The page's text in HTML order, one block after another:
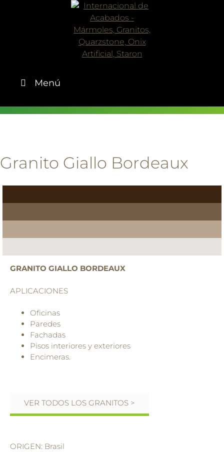
Menú
Granito Giallo Bordeaux
GRANITO GIALLO BORDEAUX
APLICACIONES
Oficinas
Paredes
Fachadas
Pisos interiores y exteriores
Encimeras.
VER TODOS LOS GRANITOS >
ORIGEN: Brasil